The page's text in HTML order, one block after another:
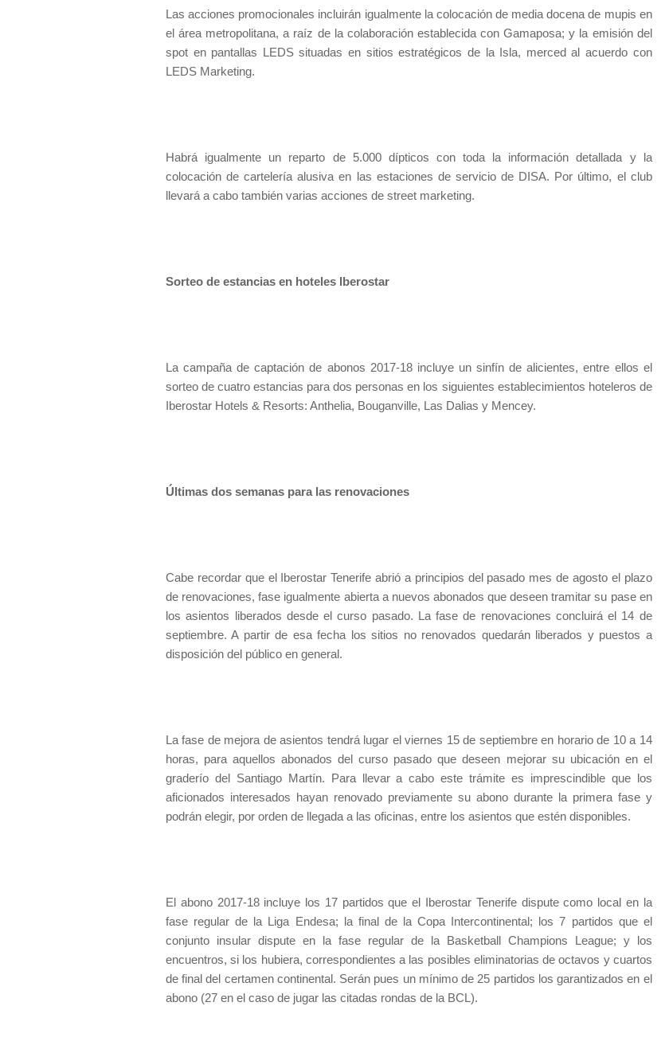
Las acciones promocionales incluirán igualmente la colocación de media docena de mupis en
el área metropolitana, a raíz de la colaboración establecida con Gamaposa; y la emisión del
spot en pantallas LEDS situadas en sitios estratégicos de la Isla, merced al acuerdo con
LEDS Marketing.
Habrá igualmente un reparto de 5.000 dípticos con toda la información detallada y la
colocación de cartelería alusiva en las estaciones de servicio de DISA. Por último, el club
llevará a cabo también varias acciones de street marketing.
Sorteo de estancias en hoteles Iberostar
La campaña de captación de abonos 2017-18 incluye un sinfín de alicientes, entre ellos el
sorteo de cuatro estancias para dos personas en los siguientes establecimientos hoteleros de
Iberostar Hotels & Resorts: Anthelia, Bouganville, Las Dalias y Mencey.
Últimas dos semanas para las renovaciones
Cabe recordar que el Iberostar Tenerife abrió a principios del pasado mes de agosto el plazo
de renovaciones, fase igualmente abierta a nuevos abonados que deseen tramitar su pase en
los asientos liberados desde el curso pasado. La fase de renovaciones concluirá el 14 de
septiembre. A partir de esa fecha los sitios no renovados quedarán liberados y puestos a
disposición del público en general.
La fase de mejora de asientos tendrá lugar el viernes 15 de septiembre en horario de 10 a 14
horas, para aquellos abonados del curso pasado que deseen mejorar su ubicación en el
graderío del Santiago Martín. Para llevar a cabo este trámite es imprescindible que los
aficionados interesados hayan renovado previamente su abono durante la primera fase y
podrán elegir, por orden de llegada a las oficinas, entre los asientos que estén disponibles.
El abono 2017-18 incluye los 17 partidos que el Iberostar Tenerife dispute como local en la
fase regular de la Liga Endesa; la final de la Copa Intercontinental; los 7 partidos que el
conjunto insular dispute en la fase regular de la Basketball Champions League; y los
encuentros, si los hubiera, correspondientes a las posibles eliminatorias de octavos y cuartos
de final del certamen continental. Serán pues un mínimo de 25 partidos los garantizados en el
abono (27 en el caso de jugar las citadas rondas de la BCL).